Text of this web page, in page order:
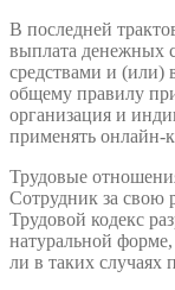
В последней
выплата денежных
средствами и (или)
общему правилу
организация и
применять онлайн-
Трудовые
Сотрудник за свою
Трудовой кодекс
натуральной
ли в таких